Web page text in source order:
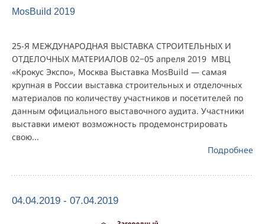
MosBuild 2019
25-Я МЕЖДУНАРОДНАЯ ВЫСТАВКА СТРОИТЕЛЬНЫХ И
ОТДЕЛОЧНЫХ МАТЕРИАЛОВ 02−05 апреля 2019 МВЦ
«Крокус Экспо», Москва Выставка MosBuild — самая
крупная в России выставка строительных и отделочных
материалов по количеству участников и посетителей по
данным официального выставочного аудита. Участники
выставки имеют возможность продемонстрировать
свою...
Подробнее
04.04.2019 - 07.04.2019